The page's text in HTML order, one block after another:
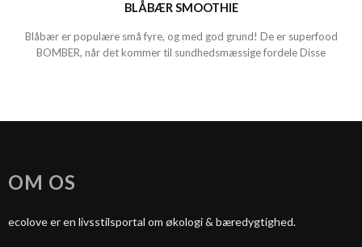
BLÅBÆR SMOOTHIE
Blåbær er populære små fyre, og med god grund! De er superfood
BOMBER, når det kommer til sundhedsmæssige fordele Disse
OM OS
ecolove er en livsstilsportal om økologi & bæredygtighed.